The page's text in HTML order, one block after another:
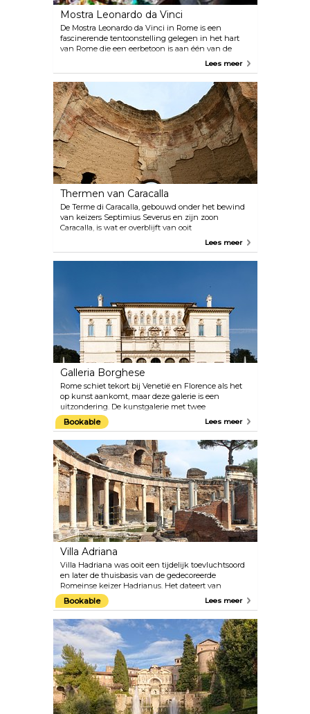
Mostra Leonardo da Vinci
De Mostra Leonardo da Vinci in Rome is een
fascinerende tentoonstelling gelegen in het hart
van Rome die een eerbetoon is aan één van de
meest briljante geesten uit de geschiedenis,
bijdragen van de Renaissancemeester aan kunst,
wetenschap en uitvindingen. Via een opmerkelijke
verzameling van zijn tekeningen, uitvindingen en
kunstwerken worden bezoekers meegenomen
naar de wereld van da Vinci, waarbij ze een diepe
waardering krijgen voor zijn innovatieve ideeën en
visionaire concepten.
Lees meer
Thermen van Caracalla
De Terme di Caracalla, gebouwd onder het bewind
van keizers Septimius Severus en zijn zoon
Caracalla, is wat er overblijft van ooit
functionerende oude openbare baden. Het is tot op
heden één van de beste (en grootste) overgebleven
voorbeelden van een vergelijkbare structuur.
Lees meer
Galleria Borghese
Rome schiet tekort bij Venetië en Florence als het
op kunst aankomt, maar deze galerie is een
uitzondering. De kunstgalerie met twee
verdiepingen, gehuisvest in de voormalige Villa
Borghese Pinciana, toont meesterwerken van
gerenommeerde kunstenaars zoals Botticelli,
Raphael, Caravaggio, Rubens en Tiziano. De
aangrenzende tuinen zijn net zo adembenemend
als de kunstwerken die in de galerie worden
tentoongesteld.
Bookable Lees meer
Villa Adriana
Villa Hadriana was ooit een tijdelijk toevluchtsoord
en later de thuisbasis van de gedecoreerde
Romeinse keizer Hadrianus. Het dateert van
duizenden jaren geleden toen het werd ontworpen
als een 'ideale stad' met baden, zwembaden,
fonteinen en weelderige tuinen. De structuur
combineerde elementen van Griekse, Romeinse en
Egyptische invloeden. Sinds 1999 staat Villa Adriana
op de UNESCO-lijst van werelderfgoed.
Bookable Lees meer